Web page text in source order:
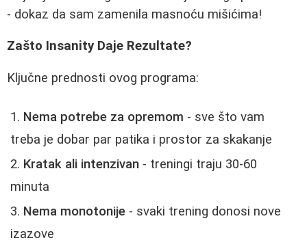
- dokaz da sam zamenila masnoću mišićima!
Zašto Insanity Daje Rezultate?
Ključne prednosti ovog programa:
Nema potrebe za opremom - sve što vam
treba je dobar par patika i prostor za skakanje
Kratak ali intenzivan - treningi traju 30-60
minuta
Nema monotonije - svaki trening donosi nove
izazove